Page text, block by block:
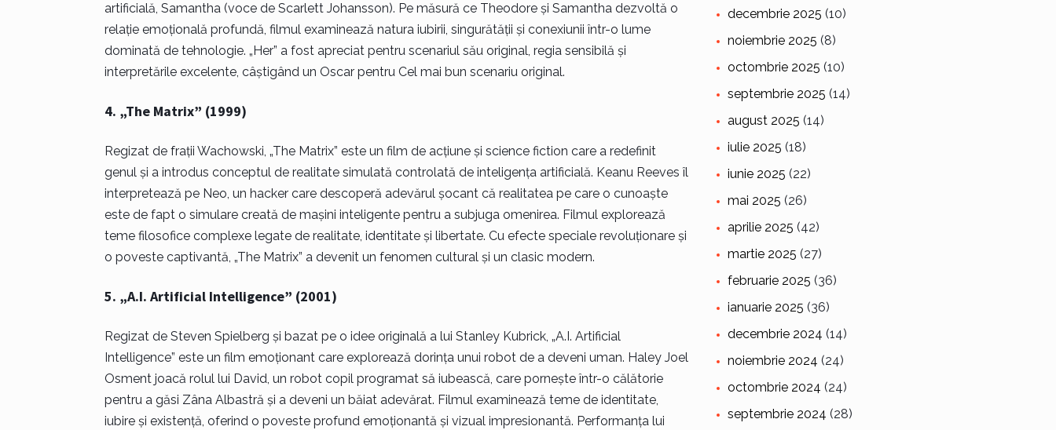
artificială, Samantha (voce de Scarlett Johansson). Pe măsură ce Theodore și Samantha dezvoltă o
relație emoțională profundă, filmul examinează natura iubirii, singurătății și conexiunii într-o lume
dominată de tehnologie. „Her” a fost apreciat pentru scenariul său original, regia sensibilă și
interpretările excelente, câștigând un Oscar pentru Cel mai bun scenariu original.
4. „The Matrix” (1999)
Regizat de frații Wachowski, „The Matrix” este un film de acțiune și science fiction care a redefinit
genul și a introdus conceptul de realitate simulată controlată de inteligența artificială. Keanu Reeves îl
interpretează pe Neo, un hacker care descoperă adevărul șocant că realitatea pe care o cunoaște
este de fapt o simulare creată de mașini inteligente pentru a subjuga omenirea. Filmul explorează
teme filosofice complexe legate de realitate, identitate și libertate. Cu efecte speciale revoluționare și
o poveste captivantă, „The Matrix” a devenit un fenomen cultural și un clasic modern.
5. „A.I. Artificial Intelligence” (2001)
Regizat de Steven Spielberg și bazat pe o idee originală a lui Stanley Kubrick, „A.I. Artificial
Intelligence” este un film emoționant care explorează dorința unui robot de a deveni uman. Haley Joel
Osment joacă rolul lui David, un robot copil programat să iubească, care pornește într-o călătorie
pentru a găsi Zâna Albastră și a deveni un băiat adevărat. Filmul examinează teme de identitate,
iubire și existență, oferind o poveste profund emoționantă și vizual impresionantă. Performanța lui
decembrie 2025 (10)
noiembrie 2025 (8)
octombrie 2025 (10)
septembrie 2025 (14)
august 2025 (14)
iulie 2025 (18)
iunie 2025 (22)
mai 2025 (26)
aprilie 2025 (42)
martie 2025 (27)
februarie 2025 (36)
ianuarie 2025 (36)
decembrie 2024 (14)
noiembrie 2024 (24)
octombrie 2024 (24)
septembrie 2024 (28)